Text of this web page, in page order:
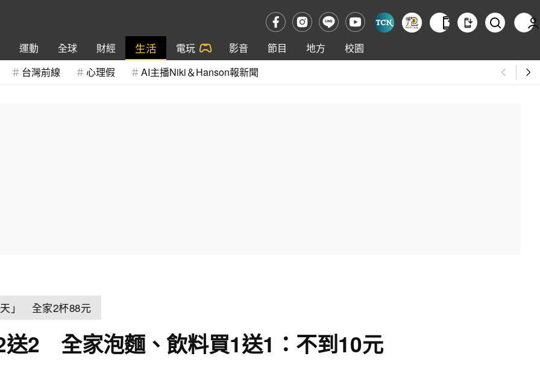
運動 全球 財經 生活 電玩 影音 節目 地方
校園
台灣前線
心理假 AI主播Niki＆Hanson報新聞
天」 全家2杯88元
送2 全家泡麵、飲料買1送1：不到10元